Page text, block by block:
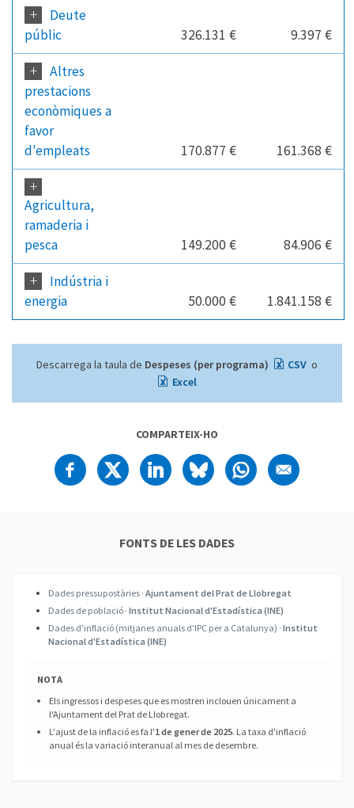
+
Deute
públic
326.131 € 9.397 €
+
Altres
prestacions
econòmiques a
favor
d'empleats
170.877 € 161.368 €
+
Agricultura,
ramaderia i
pesca
149.200 € 84.906 €
+
Indústria i
energia
50.000 € 1.841.158 €
Descarrega la taula de Despeses (per programa) CSV o
Excel
COMPARTEIX-HO
FONTS DE LES DADES
Dades pressupostàries · Ajuntament del Prat de Llobregat
Dades de població · Institut Nacional d'Estadística (INE)
Dades d'inflació (mitjanes anuals d'IPC per a Catalunya) · Institut
Nacional d'Estadística (INE)
NOTA
Els ingressos i despeses que es mostren inclouen únicament a
l'Ajuntament del Prat de Llobregat.
L'ajust de la inflació es fa l'1 de gener de 2025. La taxa d'inflació
anual és la variació interanual al mes de desembre.